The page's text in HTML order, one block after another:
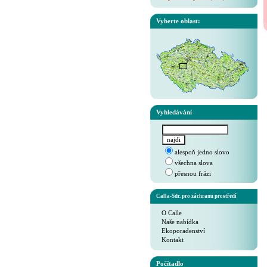
Vyberte oblast:
Vyhledávání
alespoň jedno slovo
všechna slova
přesnou frázi
Calla-Sdr. pro záchranu prostředí
O Calle
Naše nabídka
Ekoporadenství
Kontakt
Počítadlo